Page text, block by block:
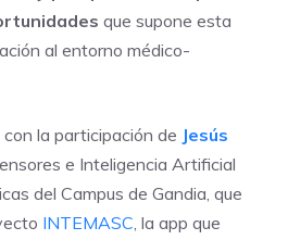
que supone esta
al entorno médico-
la participación de Jesús
e Inteligencia Artificial
del Campus de Gandia, que
INTEMASC, la app que